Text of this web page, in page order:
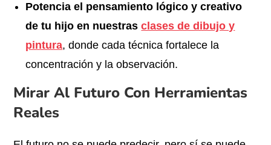
Potencia el pensamiento lógico y creativo
de tu hijo en nuestrasclases de dibujo y
pintura, donde cada técnica fortalece la
concentración y la observación.
Mirar Al Futuro Con Herramientas
Reales